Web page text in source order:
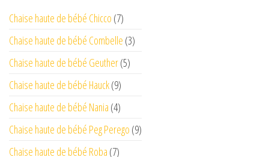
Chaise haute de bébé Chicco (7)
Chaise haute de bébé Combelle (3)
Chaise haute de bébé Geuther(5)
Chaise haute de bébé Hauck(9)
Chaise haute de bébé Nania (4)
Chaise haute de bébé Peg Perego (9)
Chaise haute de bébé Roba (7)